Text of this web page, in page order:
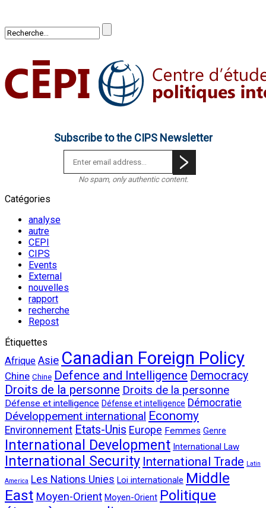
Subscribe to the CIPS Newsletter
No spam, only authentic content.
Catégories
analyse
autre
CEPI
CIPS
Events
External
nouvelles
rapport
recherche
Repost
Étiquettes
Afrique Asie Canadian Foreign Policy
Chine Chine Defence and Intelligence Democracy
Droits de la personne Droits de la personne
Défense et intelligence Défense et intelligence Démocratie
Développement international Economy
Environnement Etats-Unis Europe Femmes Genre
International Development International Law
International Security International Trade Latin
America Les Nations Unies Loi internationale Middle
East Moyen-Orient Moyen-Orient Politique